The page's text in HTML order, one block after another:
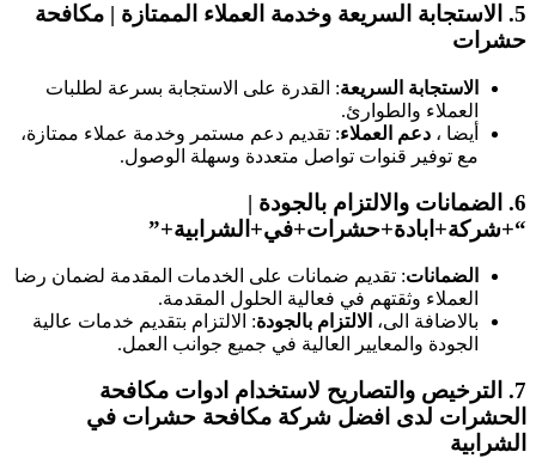
الاستجابة السريعة وخدمة العملاء الممتازة | مكافحة
الاستجابة السريعة: القدرة على الاستجابة بسرعة لطلبات
العملاء والطوارئ.
أيضا ، دعم العملاء: تقديم دعم مستمر وخدمة عملاء ممتازة،
مع توفير قنوات تواصل متعددة وسهلة الوصول.
الضمانات والالتزام بالجودة|
الضمانات: تقديم ضمانات على الخدمات المقدمة لضمان رضا
العملاء وثقتهم في فعالية الحلول المقدمة.
بالاضافة الى،الالتزام بالجودة: الالتزام بتقديم خدمات عالية
الجودة والمعايير العالية في جميع جوانب العمل.
الترخيص والتصاريحلاستخدام ادوات مكافحة
لدى افضل شركة مكافحة حشرات في